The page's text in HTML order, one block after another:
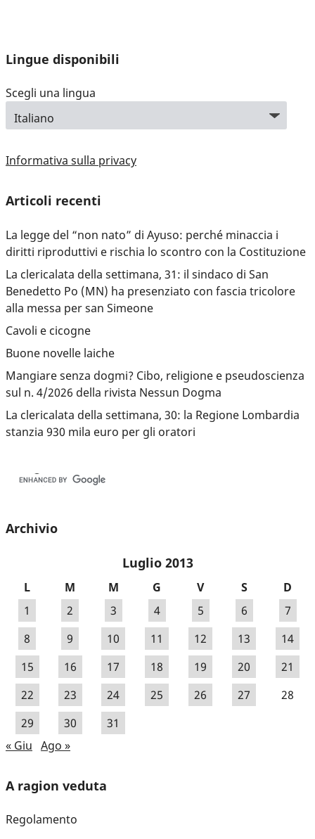
Lingue disponibili
Scegli una lingua
Informativa sulla privacy
Articoli recenti
La legge del “non nato” di Ayuso: perché minaccia i
diritti riproduttivi e rischia lo scontro con la Costituzione
La clericalata della settimana, 31: il sindaco di San
Benedetto Po (MN) ha presenziato con fascia tricolore
alla messa per san Simeone
Cavoli e cicogne
Buone novelle laiche
Mangiare senza dogmi? Cibo, religione e pseudoscienza
sul n. 4/2026 della rivista Nessun Dogma
La clericalata della settimana, 30: la Regione Lombardia
stanzia 930 mila euro per gli oratori
Archivio
Luglio 2013
L M M G V S
D
1
2 3 4 5 6
7
8
9 10 11 12 13
14
15
16 17 18 19 20
21
22
23 24 25 26 27
28
29
30
31
« Giu Ago »
A ragion veduta
Regolamento